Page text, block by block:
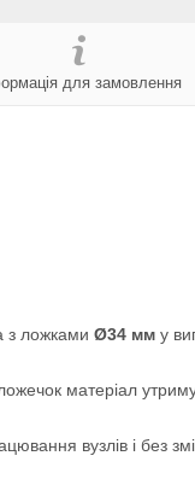
для замовлення
з ложками Ø34 мм у
матеріал
вузлів і без